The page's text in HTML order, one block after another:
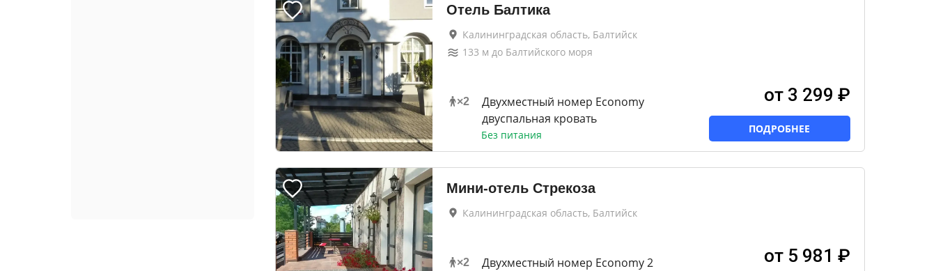
Отель Балтика
Калининградская область, Балтийск
133 м до Балтийского моря
×2
Двухместный номер Economy
двуспальная кровать
Без питания
от 3 299 ₽
ПОДРОБНЕЕ
Мини-отель Стрекоза
Калининградская область, Балтийск
×2 Двухместный номер Economy 2 от 5 981 ₽